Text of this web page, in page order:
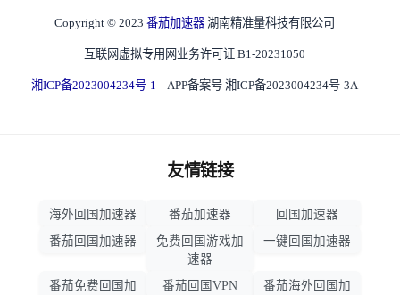
Copyright © 2023 番茄加速器 湖南精准量科技有限公司
互联网虚拟专用网业务许可证 B1-20231050
湘ICP备2023004234号-1 APP备案号 湘ICP备2023004234号-3A
友情链接
海外回国加速器 番茄加速器
回国加速器
番茄回国加速器
免费回国游戏加
速器
一键回国加速器
番茄免费回国加 番茄回国VPN 番茄海外回国加